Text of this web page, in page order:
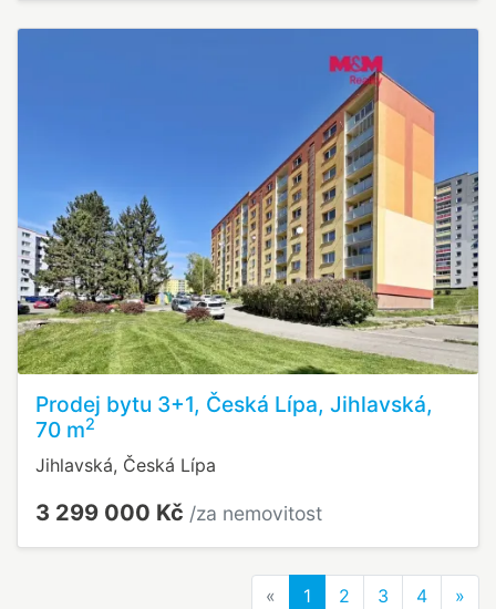
Prodej bytu 3+1, Česká Lípa, Jihlavská,
70 m2
Jihlavská, Česká Lípa
3 299 000 Kč /za nemovitost
« Previous
1 2 3 4 »